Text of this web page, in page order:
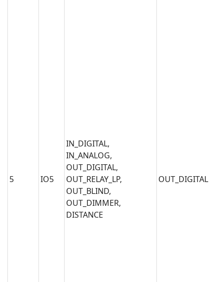
5 IO5
IN_DIGITAL,
IN_ANALOG,
OUT_DIGITAL,
OUT_RELAY_LP,
OUT_BLIND,
OUT_DIMMER,
DISTANCE
OUT_DIGITAL